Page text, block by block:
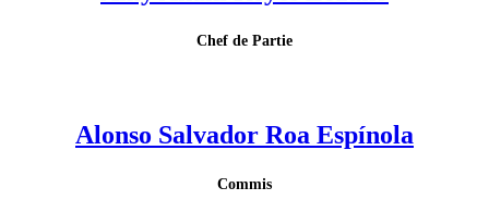
Chef de Partie
Alonso Salvador Roa Espínola
Commis